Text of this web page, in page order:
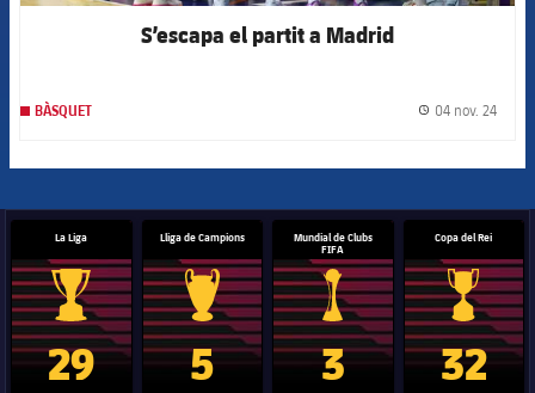
S’escapa el partit a Madrid
BÀSQUET 04 nov. 24
La Liga
Trofeu de la Liga
29
Lliga de Campions
Trofeu de la Lliga de Campions
5
Mundial de Clubs
FIFA
Trofeu del Mundial de Clubs
3
Copa del Rei
Copa del
32